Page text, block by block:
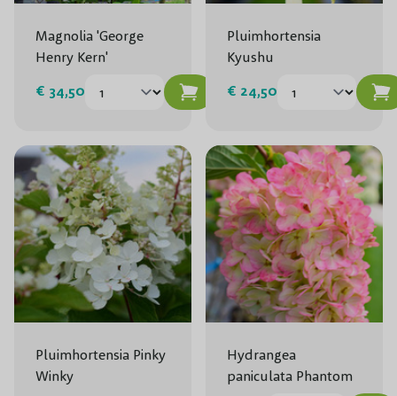
Magnolia 'George
Henry Kern'
€ 34,50
Pluimhortensia
Kyushu
€ 24,50
Pluimhortensia Pinky
Winky
Hydrangea
paniculata Phantom